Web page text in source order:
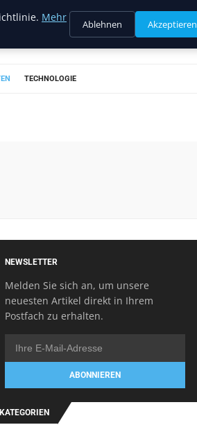
TECHNOLOGIE
NEWSLETTER
Melden Sie sich an, um unsere
neuesten Artikel direkt in Ihrem
Postfach zu erhalten.
ABONNIEREN
KATEGORIEN
Mehr
Ablehnen Akzeptieren